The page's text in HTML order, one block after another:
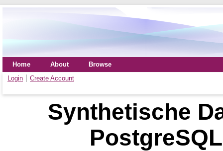
Home About
Browse
Login
Create Account
Synthetische